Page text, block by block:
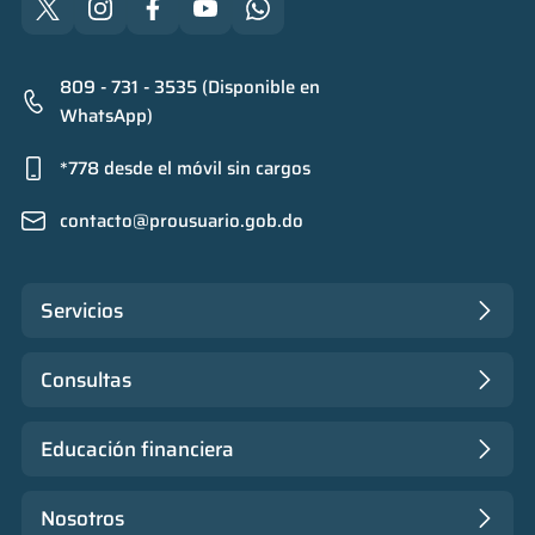
809 - 731 - 3535 (Disponible en
WhatsApp)
*778 desde el móvil sin cargos
contacto@prousuario.gob.do
Servicios
Consultas
Educación financiera
Nosotros